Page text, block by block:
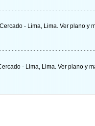
- Lima, Lima. Ver plano y
- Lima, Lima. Ver plano y